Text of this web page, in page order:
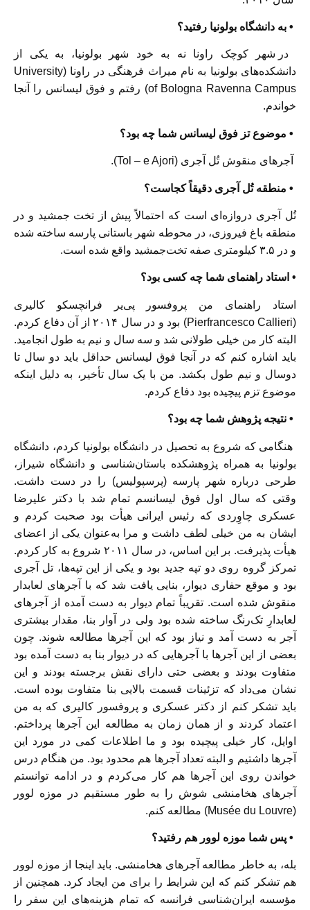
• به دانشگاه بولونیا رفتید؟
در شهر کوچک راونا نه به خود شهر بولونیا، به یکی از
دانشکده‌های بولونیا به نام میراث فرهنگی در راونا (University
of Bologna Ravenna Campus) رفتم و فوق لیسانس را آنجا
خواندم.
• موضوع تز فوق لیسانس شما چه بود؟
آجرهای منقوش تُل آجری (Tol – e Ajori).
• منطقه تُل آجری دقیقاً کجاست؟
تُل آجری دروازه‌ای است که احتمالاً پیش از تخت جمشید و در
منطقه باغ فیروزی، در محوطه شهر باستانی پارسه ساخته شده‌
و در ۳.۵ کیلومتری صفه تخت‌جمشید واقع شده است.
• استاد راهنمای شما چه کسی بود؟
استاد راهنمای من پروفسور پی‌یر فرانچسکو کالیری
(Pierfrancesco Callieri) بود و در سال ۲۰۱۴ از آن دفاع کردم.
البته کار من خیلی طولانی شد و سه سال و نیم به طول انجامید.
باید اشاره کنم که در آنجا فوق‌ لیسانس حداقل باید دو سال تا
دوسال و نیم طول بکشد. من با یک سال تأخیر، به دلیل اینکه
موضوع تزم پیچیده بود دفاع کردم.
• نتیجه پژوهش شما چه بود؟
هنگامی که شروع به تحصیل در دانشگاه بولونیا کردم، دانشگاه
بولونیا به همراه پژوهشکده باستان‌شناسی و دانشگاه شیراز،
طرحی درباره شهر پارسه (پرسپولیس) را در دست داشت.
وقتی که سال اول فوق لیسانسم تمام شد با دکتر علیرضا
عسکری چاوِردی که رئیس ایرانی هیأت بود صحبت کردم و
ایشان به من خیلی لطف داشت و مرا به‌عنوان یکی از اعضای
هیأت پذیرفت. بر این اساس، در سال ۲۰۱۱ شروع به کار کردم.
تمرکز گروه روی دو تپه جدید بود و یکی از این تپه‌ها، تل آجری
بود و موقع حفاری دیوار، بنایی یافت شد که با آجرهای لعابدار
منقوش شده است. تقریباً تمام دیوار به دست آمده از آجرهای
لعابدارِ تک‌رنگ ساخته شده بود ولی در آوار بنا، مقدار بیشتری
آجر به دست آمد و نیاز بود که این آجرها مطالعه شوند. چون
بعضی از این آجرها با آجرهایی که در دیوار بنا به دست آمده بود
متفاوت بودند و بعضی حتی دارای نقش برجسته بودند و این
نشان می‌داد که تزئینات قسمت بالایی بنا متفاوت بوده است.
باید تشکر کنم از دکتر عسکری و پروفسور کالیری که به من
اعتماد کردند و از همان زمان به مطالعه این آجرها پرداختم.
اوایل، کار خیلی پیچیده بود و ما اطلاعات کمی در مورد این
آجرها داشتیم و البته تعداد آجرها هم محدود بود. من هنگام درس
خواندن روی این آجرها هم کار می‌کردم و در ادامه توانستم
آجرهای هخامنشی شوش را به طور مستقیم در موزه لوور
(Musée du Louvre) مطالعه کنم.
• پس شما موزه لوور هم رفتید؟
بله، به خاطر مطالعه آجرهای هخامنشی. باید اینجا از موزه لوور
هم تشکر کنم که این شرایط را برای من ایجاد کرد. همچنین از
مؤسسه ایران‌شناسی فرانسه که تمام هزینه‌های این سفر را